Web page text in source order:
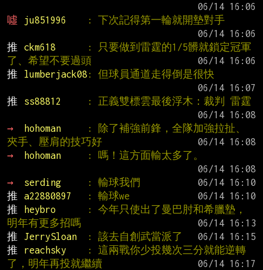
噓
ju851996
: 下次記得第一輪就開墊對手
推
ckm618
: 只要做到雷霆的1/5髒就鎖定冠軍
了、希望不要過頭
推
lumberjack08 : 但球員通道走得倒是很快
推
ss88812
: 正義雙標雲最後浮木：裁判 雷霆
→
hohoman
: 除了補強前鋒，全隊加強拉扯、
夾手、壓肩的技巧好
→
hohoman
: 嗎！這方面輸太多了。
→
serding : 輸球我們
推
a22880897 : 輸球we
推
heybro
: 今年只使出了曼巴肘和希臘墊，
明年有更多招嗎
推
JerrySloan : 該去自創武當派了
推
reachsky
: 這兩戰你少投幾次三分就能逆轉
了，明年再投就繼續